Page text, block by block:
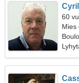
Cyril
60
Mies